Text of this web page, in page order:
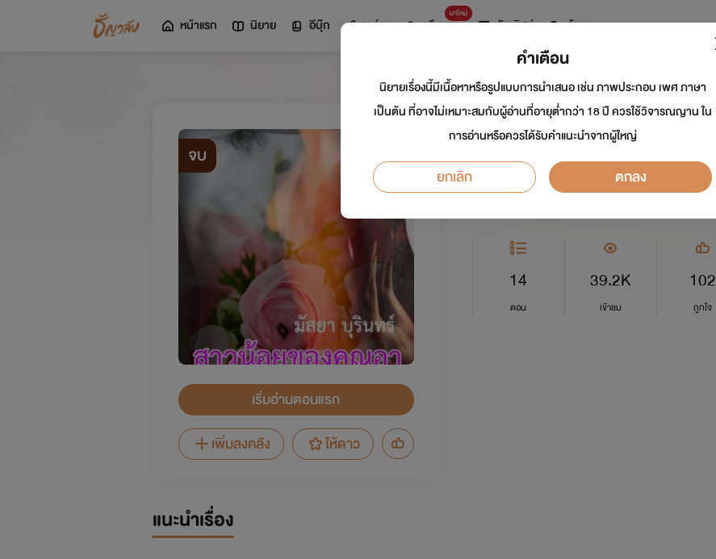
หน้าแรก นิยาย อีบุ๊ก การ์ตูน
มาใหม่
ดรีมแชท ธัญลิสต์ ค้นหา
จบ
เริ่มอ่านตอนแรก
เพิ่มลงคลัง
ให้ดาว
สาวน้อยของคุณอา
นักเขียน:มัสยา บุรินทร์
อีโรติก
14
ตอน
39.2K
เข้าชม
102
ถูกใจ
แนะนำเรื่อง
คำเตือน
นิยายเรื่องนี้มีเนื้อหาหรือรูปแบบการนำเสนอ เช่น ภาพประกอบ เพศ ภาษา
เป็นต้น ที่อาจไม่เหมาะสมกับผู้อ่านที่อายุต่ำกว่า 18 ปี ควรใช้วิจารณญาน ใน
การอ่านหรือควรได้รับคำแนะนำจากผู้ใหญ่
ยกเลิก ตกลง